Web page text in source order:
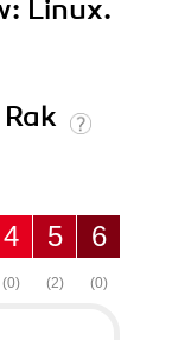
Linux.
6
(0)
5
(2)
4
(0)